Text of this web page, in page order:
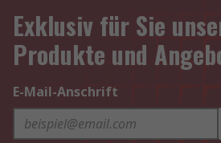
Exklusiv für Sie
Produkte und
E-Mail-Anschrift